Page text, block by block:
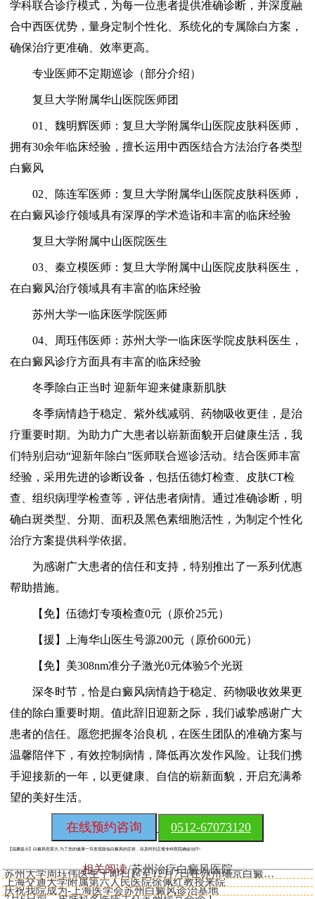
学科联合诊疗模式，为每一位患者提供准确诊断，并深度融
合中西医优势，量身定制个性化、系统化的专属除白方案，
确保治疗更准确、效率更高。
专业医师不定期巡诊（部分介绍）
复旦大学附属华山医院医师团
01、魏明辉医师：复旦大学附属华山医院皮肤科医师，
拥有30余年临床经验，擅长运用中西医结合方法治疗各类型
白癜风
02、陈连军医师：复旦大学附属华山医院皮肤科医师，
在白癜风诊疗领域具有深厚的学术造诣和丰富的临床经验
复旦大学附属中山医院医生
03、秦立模医师：复旦大学附属中山医院皮肤科医生，
在白癜风治疗领域具有丰富的临床经验
苏州大学一临床医学院医师
04、周珏伟医师：苏州大学一临床医学院皮肤科医生，
在白癜风诊疗方面具有丰富的临床经验
冬季除白正当时 迎新年迎来健康新肌肤
冬季病情趋于稳定、紫外线减弱、药物吸收更佳，是治
疗重要时期。为助力广大患者以崭新面貌开启健康生活，我
们特别启动“迎新年除白”医师联合巡诊活动。结合医师丰富
经验，采用先进的诊断设备，包括伍德灯检查、皮肤CT检
查、组织病理学检查等，评估患者病情。通过准确诊断，明
确白斑类型、分期、面积及黑色素细胞活性，为制定个性化
治疗方案提供科学依据。
为感谢广大患者的信任和支持，特别推出了一系列优惠
帮助措施。
【免】伍德灯专项检查0元（原价25元）
【援】上海华山医生号源200元（原价600元）
【免】美308nm准分子激光0元体验5个光斑
深冬时节，恰是白癜风病情趋于稳定、药物吸收效果更
佳的除白重要时期。值此辞旧迎新之际，我们诚挚感谢广大
患者的信任。愿您把握冬治良机，在医生团队的准确方案与
温馨陪伴下，有效控制病情，降低再次发作风险。让我们携
手迎接新的一年，以更健康、自信的崭新面貌，开启充满希
望的美好生活。
在线预约咨询 0512-67073120
【温馨提示】白癜风危害大,为了您的健康一旦发现疑似白癜风的症状，应及时到正规专科医院确诊治疗!
相关阅读 苏州治疗白癜风医院 苏州大学周珏伟医生于即日起至12月7日在苏州瑞京白癜风医院开
上海交通大学附属第六人民医院徐佩红教授来院
庆祝我院成为-上海医学会苏州白癜风诊治基地